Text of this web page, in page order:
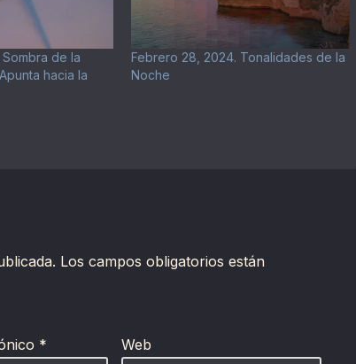
de la
hacia la
Febrero 28, 2024. Tonalidades de la
Noche
Los campos obligatorios están
* Web